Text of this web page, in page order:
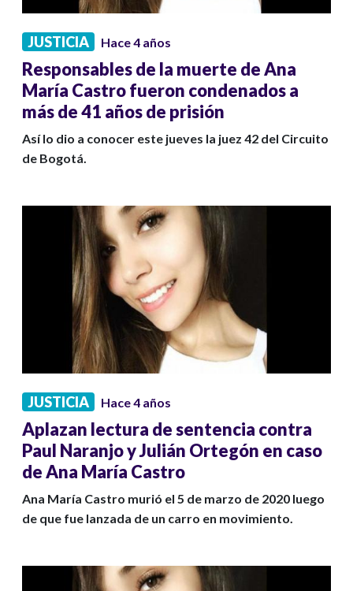
JUSTICIA Hace 4 años
Responsables de la muerte de Ana
María Castro fueron condenados a
más de 41 años de prisión
Así lo dio a conocer este jueves la juez 42 del Circuito
de Bogotá.
JUSTICIA Hace 4 años
Aplazan lectura de sentencia contra
Paul Naranjo y Julián Ortegón en caso
de Ana María Castro
Ana María Castro murió el 5 de marzo de 2020 luego
de que fue lanzada de un carro en movimiento.